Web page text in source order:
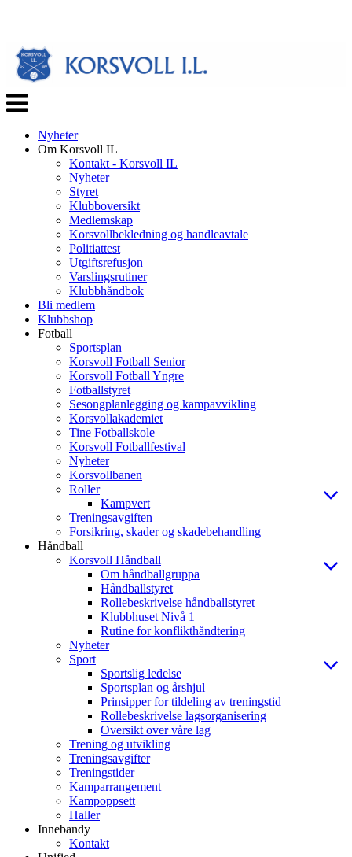
Veksle
navigasjon
Nyheter
Om Korsvoll IL
Kontakt - Korsvoll IL
Nyheter
Styret
Klubboversikt
Medlemskap
Korsvollbekledning og handleavtale
Politiattest
Utgiftsrefusjon
Varslingsrutiner
Klubbhåndbok
Bli medlem
Klubbshop
Fotball
Sportsplan
Korsvoll Fotball Senior
Korsvoll Fotball Yngre
Fotballstyret
Sesongplanlegging og kampavvikling
Korsvollakademiet
Tine Fotballskole
Korsvoll Fotballfestival
Nyheter
Korsvollbanen
Roller
Kampvert
Treningsavgiften
Forsikring, skader og skadebehandling
Håndball
Korsvoll Håndball
Om håndballgruppa
Håndballstyret
Rollebeskrivelse håndballstyret
Klubbhuset Nivå 1
Rutine for konflikthåndtering
Nyheter
Sport
Sportslig ledelse
Sportsplan og årshjul
Prinsipper for tildeling av treningstid
Rollebeskrivelse lagsorganisering
Oversikt over våre lag
Trening og utvikling
Treningsavgifter
Treningstider
Kamparrangement
Kampoppsett
Haller
Innebandy
Kontakt